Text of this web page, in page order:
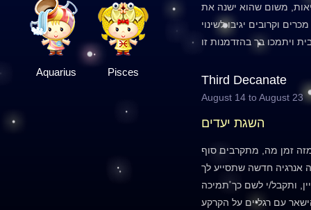
Aquarius Pisces
משום שהוא ישנה את
וקרובים יגיבו לשינוי
Third Decanate
August 14 to August 23
השגת יעדים
זמן מה, מתקרבים סוף
אנרגיה חדשה שתסייע לך
ותקבל/י לשם כך תמיכה
עם רגליים על הקרקע